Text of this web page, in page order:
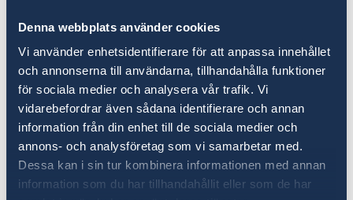
Denna webbplats använder cookies
Vi använder enhetsidentifierare för att anpassa innehållet
och annonserna till användarna, tillhandahålla funktioner
för sociala medier och analysera vår trafik. Vi
vidarebefordrar även sådana identifierare och annan
information från din enhet till de sociala medier och
annons- och analysföretag som vi samarbetar med.
Dessa kan i sin tur kombinera informationen med annan
information som du har tillhandahållit eller som de har
FN
24 maj 2021
Sverige står värd för FN-möte 50 år
efter FN:s första miljökonferens
07 maj 2021